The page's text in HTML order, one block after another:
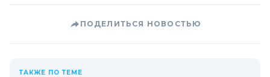
ПОДЕЛИТЬСЯ НОВОСТЬЮ
ТАКЖЕ ПО ТЕМЕ